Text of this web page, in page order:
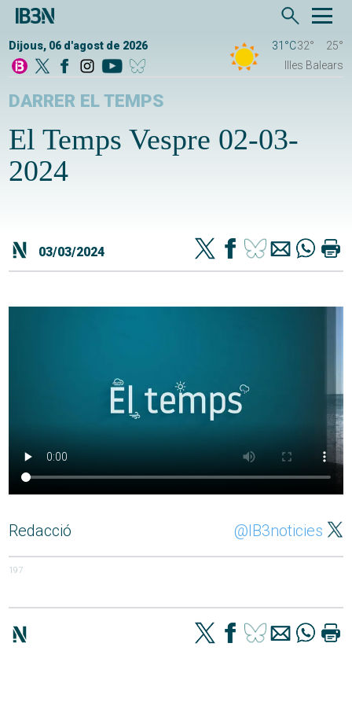
Dijous, 06 d'agost de 2026 31°C32°
25°
Illes Balears
DARRER EL TEMPS
El Temps Vespre 02-03-
2024
03/03/2024
Redacció @IB3noticies
197